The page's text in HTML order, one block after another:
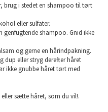
brug i stedet en shampoo til tørt
eller sulfater.
genfugtende shampoo. Gnid ikke
og gerne en hårindpakning.
dup eller stryg derefter håret
ikke gnubbe håret tørt med
sætte håret, som du vil!.